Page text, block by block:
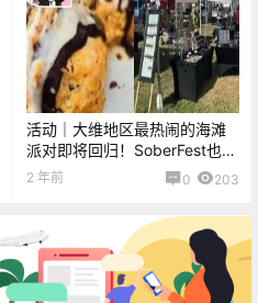
活动｜大维地区最热闹的海滩
派对即将回归！SoberFest也将
在下一个长周末开幕！
2 年前 0 203